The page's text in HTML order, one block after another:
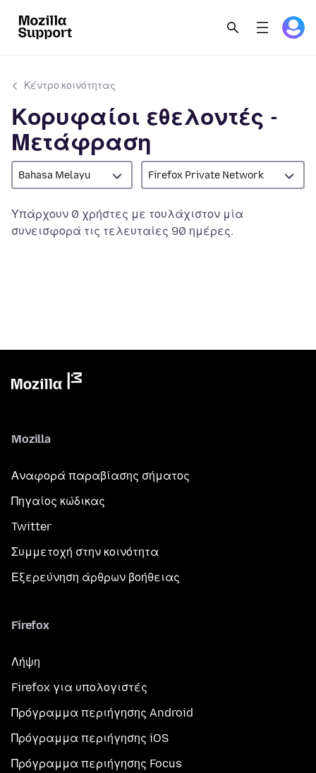
Κέντρο κοινότητας
Κορυφαίοι εθελοντές -
Μετάφραση
Bahasa Melayu Firefox Private Network
Υπάρχουν 0 χρήστες με τουλάχιστον μία
συνεισφορά τις τελευταίες 90 ημέρες.
Mozilla
Αναφορά παραβίασης σήματος
Πηγαίος κώδικας
Twitter
Συμμετοχή στην κοινότητα
Εξερεύνηση άρθρων βοήθειας
Firefox
Λήψη
Firefox για υπολογιστές
Πρόγραμμα περιήγησης Android
Πρόγραμμα περιήγησης iOS
Πρόγραμμα περιήγησης Focus